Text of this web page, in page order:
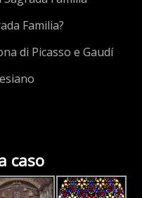
Familia?
di Picasso e Gaudí
caso